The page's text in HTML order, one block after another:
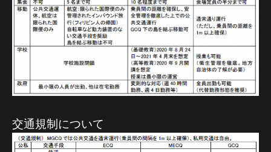
交通規制について